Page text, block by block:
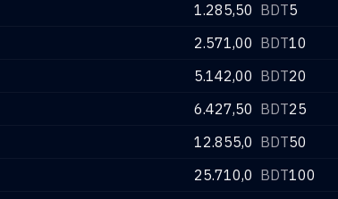
1.285,50 BDT
2.571,00 BDT
5.142,00 BDT
6.427,50 BDT
12.855,0 BDT
25.710,0 BDT
5
10
20
25
50
100